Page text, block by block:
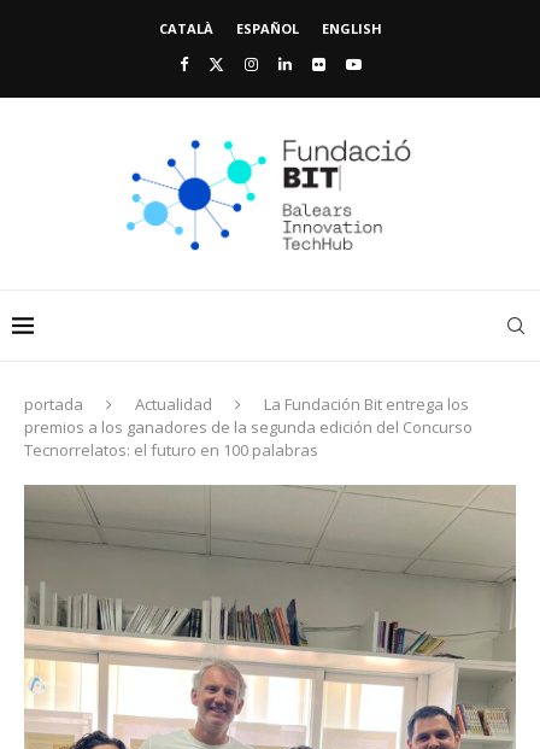
CATALÀ ESPAÑOL ENGLISH
portada Actualidad
La Fundación Bit entrega los
premios a los ganadores de la segunda edición del Concurso
Tecnorrelatos: el futuro en 100 palabras